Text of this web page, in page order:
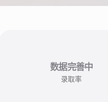
数据完善中
录取率